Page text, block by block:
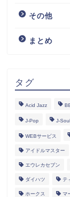
その他
まとめ
タグ
Acid Jazz
J-Pop J-Soul
WEBサービス
アイドルマスター
エウレカセブン
ダイハツ テ
ホークス マ